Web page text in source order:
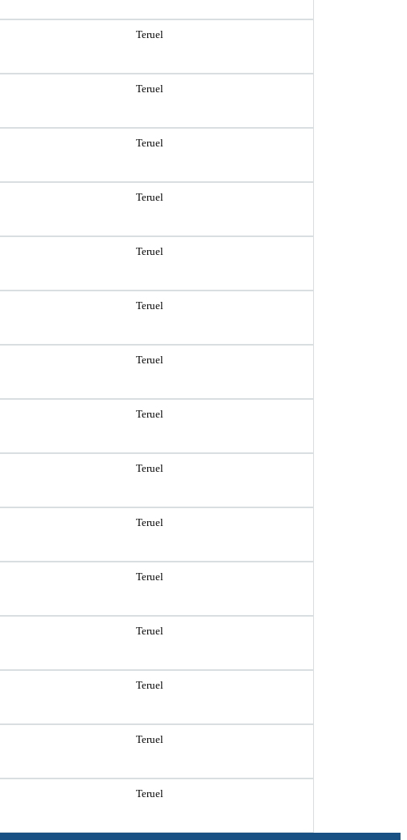
Teruel
Teruel
Teruel
Teruel
Teruel
Teruel
Teruel
Teruel
Teruel
Teruel
Teruel
Teruel
Teruel
Teruel
Teruel